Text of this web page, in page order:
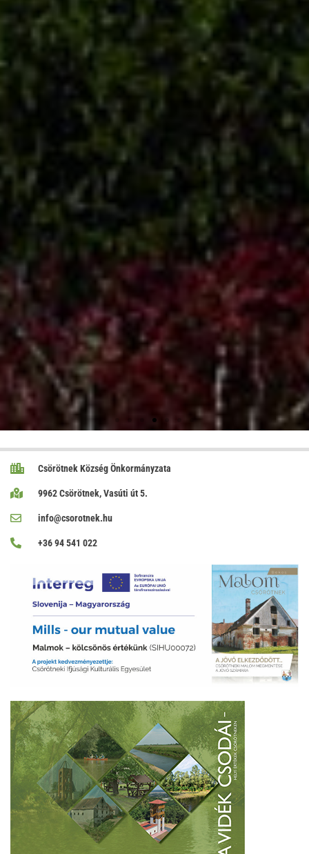
Csörötnek Község Önkormányzata
9962 Csörötnek, Vasúti út 5.
info@csorotnek.hu
+36 94 541 022